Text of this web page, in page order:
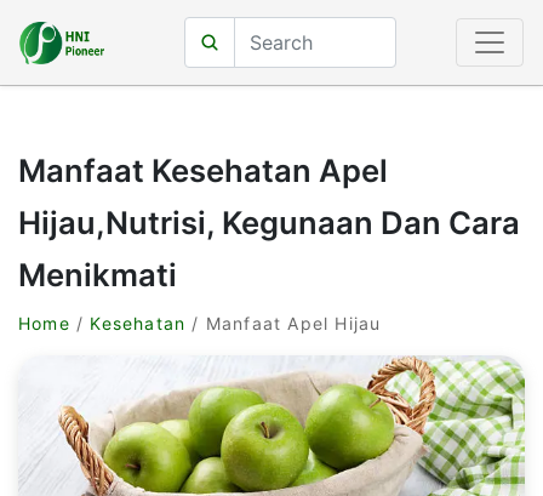
Manfaat Kesehatan Apel
Hijau,Nutrisi, Kegunaan Dan Cara
Menikmati
Home / Kesehatan / Manfaat Apel Hijau